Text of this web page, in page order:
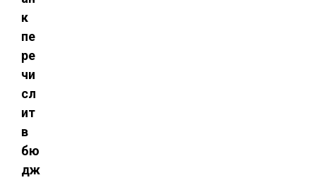
к
пе
ре
чи
сл
ит
в
бю
дж